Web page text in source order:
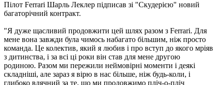
Пілот Ferrari Шарль Леклер підписав зі "Скудерією" новий
багаторічний контракт.
"Я дуже щасливий продовжити цей шлях разом з Ferrari. Для
мене вона завжди була чимось набагато більшим, ніж просто
команда. Це колектив, який я любив і про вступ до якого мріяв
з дитинства, і за всі ці роки він став для мене другою
родиною. Разом ми пережили неймовірні моменти і деякі
складніші, але зараз я вірю в нас більше, ніж будь-коли, і
глибоко вдячний за те, що ми продовжимо пліч-о-пліч